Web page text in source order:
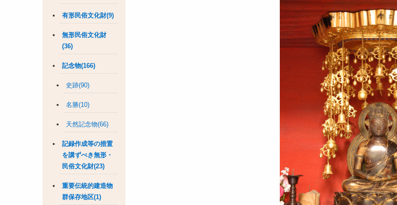
有形民俗文化財(9)
無形民俗文化財
(36)
記念物(166)
史跡(90)
名勝(10)
天然記念物(66)
記録作成等の措置
を講ずべき無形・
民俗文化財(23)
重要伝統的建造物
群保存地区(1)